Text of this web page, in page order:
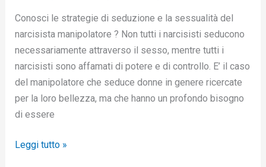
Conosci le strategie di seduzione e la sessualità del
narcisista manipolatore ? Non tutti i narcisisti seducono
necessariamente attraverso il sesso, mentre tutti i
narcisisti sono affamati di potere e di controllo. E’ il caso
del manipolatore che seduce donne in genere ricercate
per la loro bellezza, ma che hanno un profondo bisogno
di essere
Leggi tutto »